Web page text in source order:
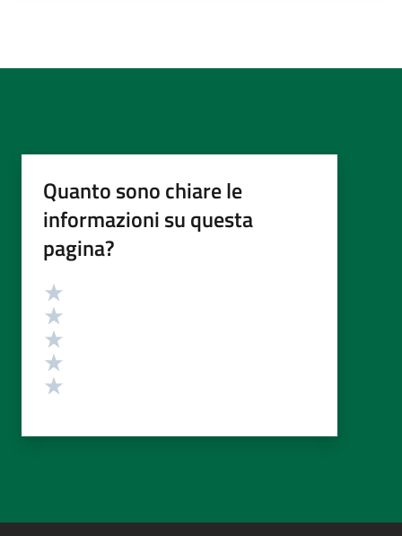
Quanto sono chiare le
informazioni su questa
pagina?
Valutazione